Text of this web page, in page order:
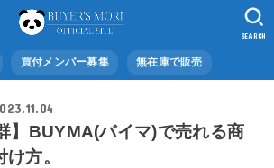
買付メンバー募集 無在庫で販売
SEARCH
】BUYMA(バイマ)で売れる商
方。